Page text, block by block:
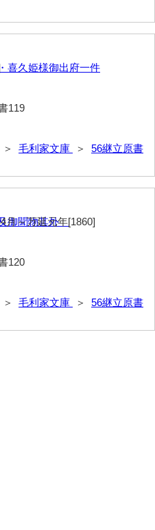
喜久姫様御出府一件
119
＞ 毛利家文庫 ＞ 56継立原書
御聞物其外
120
＞ 毛利家文庫 ＞ 56継立原書
月～万延元年[1860]